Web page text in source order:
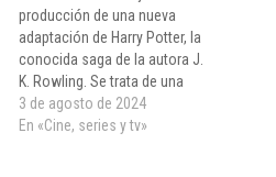
producción de una nueva
adaptación de Harry Potter, la
conocida saga de la autora J.
K. Rowling. Se trata de una
serie que apunta a tener varias
temporadas. HBO, en
3 de agosto de 2024
En «Cine, series y tv»